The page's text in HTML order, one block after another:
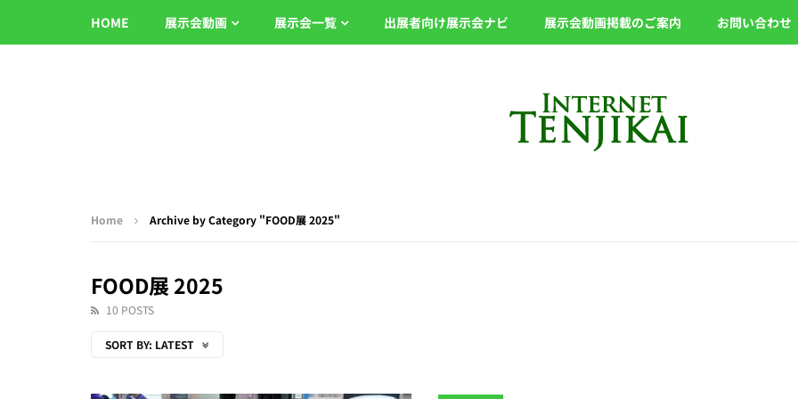
HOME 展示会動画 展示会一覧 出展者向け展示会ナビ 展示会動画掲載のご案内 お問い合わせ
Home Archive by Category "FOOD展 2025"
FOOD展 2025
10 POSTS
SORT BY: LATEST